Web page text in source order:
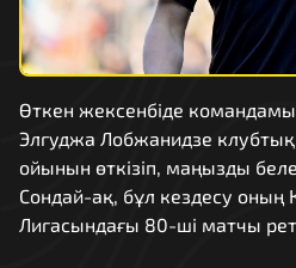
Өткен жексенбіде
Элгуджа Лобжанидзе клубтық
ойынын өткізіп, маңызды
Сондай-ақ, бұл кездесу оның
Лигасындағы 80-ші матчы